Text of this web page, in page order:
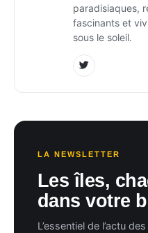
paradisiaques,
fascinants et
sous le soleil.
LA NEWSLETTER
Les îles,
dans votre
L’essentiel de l’actu